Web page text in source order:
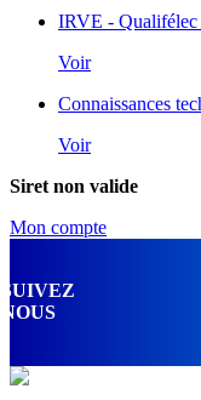
IRVE - Qualifélec
Voir
Connaissances
Voir
Siret non valide
Mon compte
SUIVEZ
NOUS